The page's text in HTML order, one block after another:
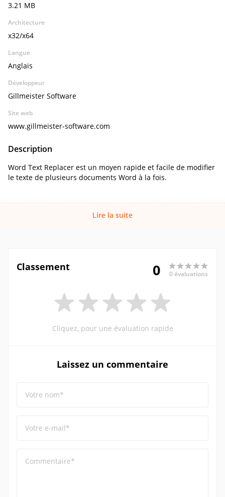
3.21 MB
Architecture
x32/x64
Langue
Anglais
Développeur
Gillmeister Software
Site web
www.gillmeister-software.com
Description
Word Text Replacer est un moyen rapide et facile de modifier
le texte de plusieurs documents Word à la fois.
Lire la suite
Classement 0 0 évaluations
Cliquez, pour une évaluation rapide
Laissez un commentaire
Votre nom*
Votre e-mail*
Commentaire*